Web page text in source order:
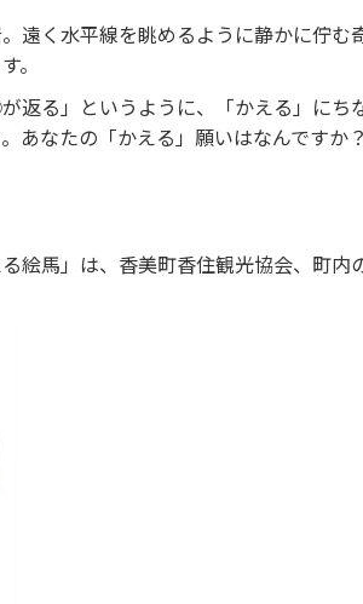
遠く水平線を眺めるように静かに佇む
。
る」というように、「かえる」にち
あなたの「かえる」願いはなんですか？
絵馬」は、香美町香住観光協会、町内